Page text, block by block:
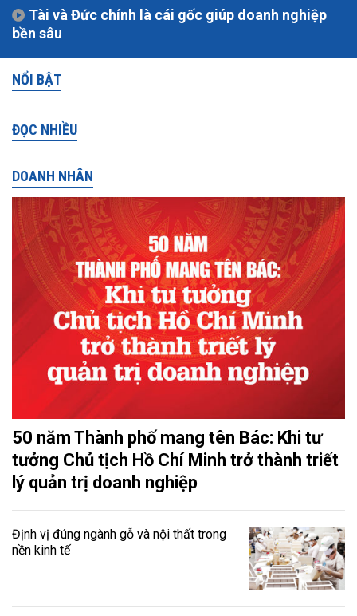
Tài và Đức chính là cái gốc giúp doanh nghiệp
bền sâu
NỔI BẬT
ĐỌC NHIỀU
DOANH NHÂN
50 năm Thành phố mang tên Bác: Khi tư
tưởng Chủ tịch Hồ Chí Minh trở thành triết
lý quản trị doanh nghiệp
Định vị đúng ngành gỗ và nội thất trong
nền kinh tế